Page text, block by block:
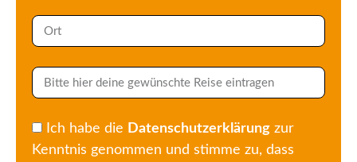
Ich habe die Datenschutzerklärung zur
Kenntnis genommen und stimme zu, dass